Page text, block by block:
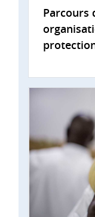
Parcours